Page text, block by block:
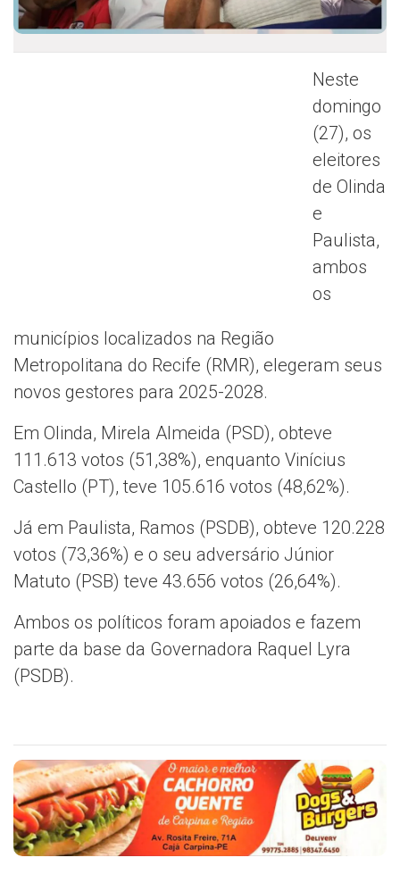
Neste
domingo
(27), os
eleitores
de Olinda
e
Paulista,
ambos
os
municípios localizados na Região
Metropolitana do Recife (RMR), elegeram seus
novos gestores para 2025-2028.
Em Olinda, Mirela Almeida (PSD), obteve
111.613 votos (51,38%), enquanto Vinícius
Castello (PT), teve 105.616 votos (48,62%).
Já em Paulista, Ramos (PSDB), obteve 120.228
votos (73,36%) e o seu adversário Júnior
Matuto (PSB) teve 43.656 votos (26,64%).
Ambos os políticos foram apoiados e fazem
parte da base da Governadora Raquel Lyra
(PSDB).